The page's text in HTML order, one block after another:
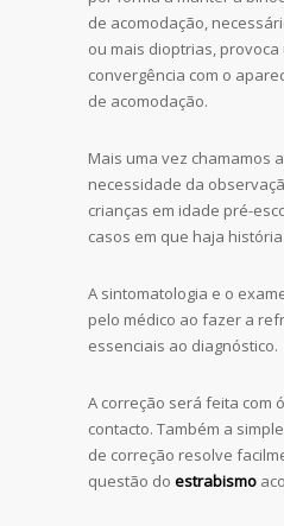
de acomodação,
ou mais dioptrias, provoca
convergência com o
de acomodação.
Mais uma vez chamamos
necessidade da
crianças em idade pré-
casos em que haja
A sintomatologia e o
pelo médico ao fazer a
essenciais ao diagnóstico.
A correção será feita com
contacto. Também a
de correção resolve
questão do estrabismo